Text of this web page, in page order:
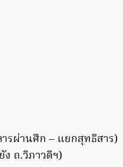
รผ่านศึก – แยกสุทธิสาร)
ถ.วิภาวดีฯ)